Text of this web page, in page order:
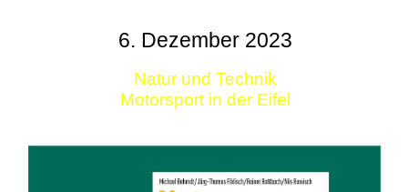
6. Dezember 2023
Natur und Technik
Motorsport in der Eifel